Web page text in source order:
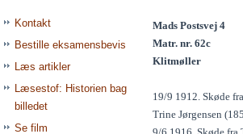
Kontakt
Bestille eksamensbevis
Læs artikler
Læsestof: Historien bag
billedet
Se film
Mads Postsvej 4
Matr. nr. 62c
Klitmøller
19/9 1912. Skøde
Trine Jørgensen